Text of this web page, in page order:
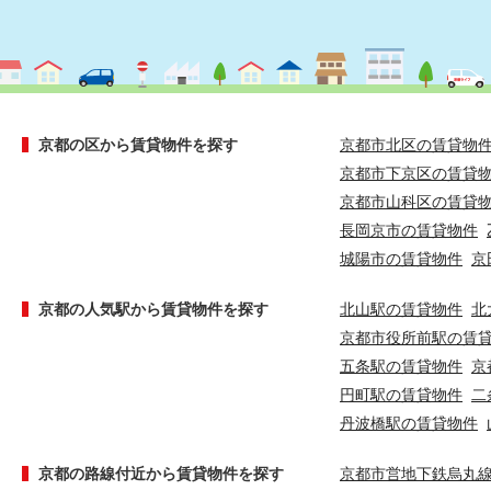
京都の区から賃貸物件を探す
京都市北区の賃貸物
京都市下京区の賃貸
京都市山科区の賃貸
長岡京市の賃貸物件
城陽市の賃貸物件 京
京都の人気駅から賃貸物件を探す 北山駅の賃貸物件 北
京都市役所前駅の賃
五条駅の賃貸物件 京
円町駅の賃貸物件
丹波橋駅の賃貸物件
京都の路線付近から賃貸物件を探す
京都市営地下鉄烏丸